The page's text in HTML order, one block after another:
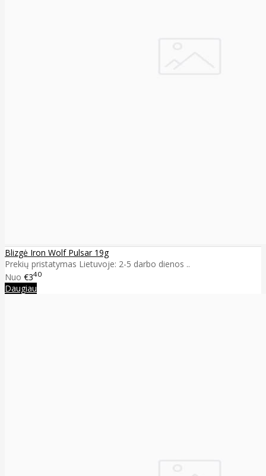
Blizgė Iron Wolf Pulsar 19g
Prekių pristatymas Lietuvoje: 2-5 darbo dienos ..
Nuo €340
Daugiau